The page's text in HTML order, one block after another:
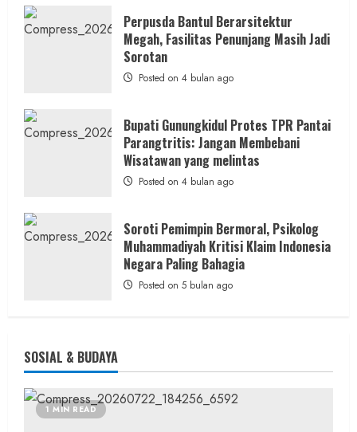
Kontraktor:
Ketum
PWRI
Minta
Perpusda Bantul Berarsitektur
Megah, Fasilitas Penunjang Masih Jadi
Sorotan
Posted on 4 bulan ago
Bupati Gunungkidul Protes TPR Pantai
Parangtritis: Jangan Membebani
Wisatawan yang melintas
Posted on 4 bulan ago
Soroti Pemimpin Bermoral, Psikolog
Muhammadiyah Kritisi Klaim Indonesia
Negara Paling Bahagia
Posted on 5 bulan ago
SOSIAL & BUDAYA
1 MIN READ